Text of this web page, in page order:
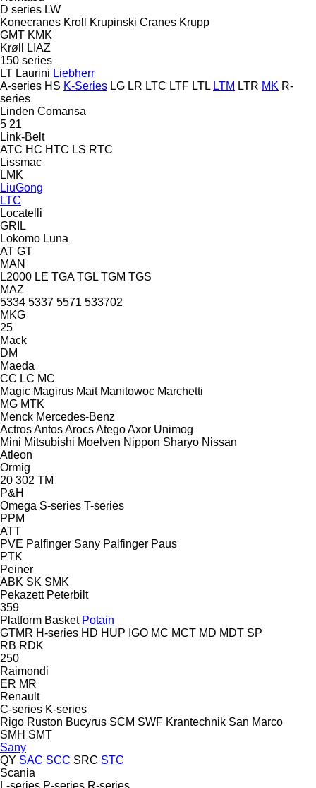
D series LW
Konecranes Kroll Krupinski Cranes Krupp
GMT KMK
Krøll
LIAZ
150 series
LT Laurini Liebherr
A-series HS K-Series LG LR LTC LTF LTL LTM LTR MK R-
series
Linden Comansa
5 21
Link-Belt
ATC HC HTC LS RTC
Lissmac
LMK
LiuGong
LTC
Locatelli
GRIL
Lokomo Luna
AT GT
MAN
L2000 LE TGA TGL TGM TGS
MAZ
5334 5337 5571 533702
MKG
25
Mack
DM
Maeda
CC LC MC
Magic Magirus Mait Manitowoc Marchetti
MG MTK
Menck Mercedes-Benz
ActrosAntosArocsAtegoAxor Unimog
Mini Mitsubishi Moelven Nippon Sharyo Nissan
Atleon
Ormig
20 302 TM
P&H
Omega S-series T-series
PPM
ATT
PVE Palfinger Sany Palfinger Paus
PTK
Peiner
ABK SK SMK
Pekazett Peterbilt
359
Platform Basket Potain
GTMR H-series HD HUP IGO MC MCT MD MDT SP
RB RDK
250
Raimondi
ER MR
Renault
C-series K-series
Rigo Ruston Bucyrus SCM SWF Krantechnik San Marco
SMH SMT
Sany
QY SAC SCC SRC STC
Scania
L-series P-series R-series